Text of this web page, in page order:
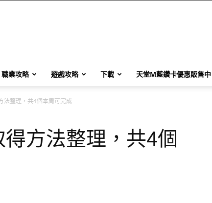
職業攻略 遊戲攻略 下載 天堂M藍鑽卡優惠販售中
法整理，共4個本周可完成
方法整理，共4個